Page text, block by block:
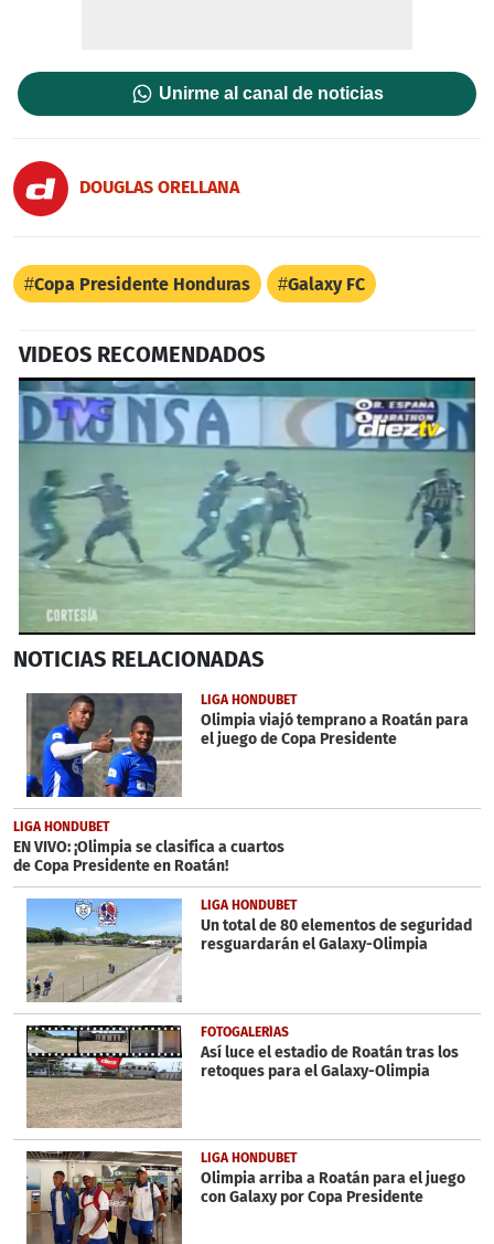
Unirme al canal de noticias
DOUGLAS ORELLANA
Copa Presidente Honduras Galaxy FC
VIDEOS RECOMENDADOS
seconds
1
minute,
3
seconds
NOTICIAS RELACIONADAS
LIGA HONDUBET
Olimpia viajó temprano a Roatán para
el juego de Copa Presidente
LIGA HONDUBET
EN VIVO: ¡Olimpia se clasifica a cuartos
de Copa Presidente en Roatán!
LIGA HONDUBET
Un total de 80 elementos de seguridad
resguardarán el Galaxy-Olimpia
FOTOGALERÍAS
Así luce el estadio de Roatán tras los
retoques para el Galaxy-Olimpia
LIGA HONDUBET
Olimpia arriba a Roatán para el juego
con Galaxy por Copa Presidente